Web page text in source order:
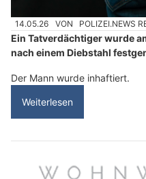
14.05.26 VON POLIZEI.NEWS
Ein Tatverdächtiger wurde
nach einem Diebstahl
Der Mann wurde inhaftiert.
Weiterlesen